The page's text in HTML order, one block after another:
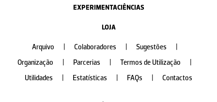
EXPERIMENTACIÊNCIAS
LOJA
Arquivo Colaboradores Sugestões
Organização
Parcerias Termos de Utilização
Utilidades
Estatísticas FAQs Contactos